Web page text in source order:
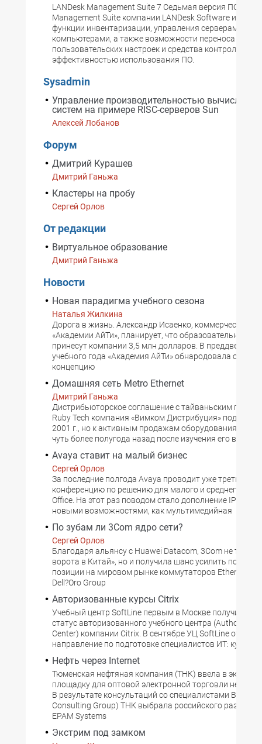
LANDesk Management Suite 7 Седьмая версия ПО
Management Suite компании LANDesk Software имеет
функции инвентаризации, управления серверами и
компьютерами, а также возможности переноса
пользовательских настроек и средства контроля за
эффективностью использования ПО.
Sysadmin
Управление производительностью
систем на примере RISC-серверов Sun
Алексей Лобанов
Форум
Дмитрий Курашев
Дмитрий Ганьжа
Кластеры на пробу
Сергей Орлов
От редакции
Виртуальное образование
Дмитрий Ганьжа
Новости
Новая парадигма учебного сезона
Наталья Жилкина
Дорога в жизнь. Александр Исаенко, коммерческий
«Академии АйТи», планирует, что образовательные
принесут компании 3,5 млн долларов. В преддверии
учебного года «Академия АйТи» обнародовала
концепцию
Домашняя сеть Metro Ethernet
Дмитрий Ганьжа
Дистрибьюторское соглашение c тайваньским
Ruby Tech компания «Вимком Дистрибуция»
2001 г., но к активным продажам оборудования
чуть более полугода назад после изучения его
Avaya ставит на малый бизнес
Сергей Орлов
За последние полгода Avaya проводит уже третью
конференцию по решению для малого и среднего
Office. На этот раз поводом стало дополнение IP Office
новыми возможностями, как мультимедийная
По зубам ли 3Com ядро сети?
Сергей Орлов
Благодаря альянсу с Huawei Datacom, 3Com не
ворота в Китай», но и получила шанс усилить
позиции на мировом рынке коммутаторов Ethernet.
Dell?Oro Group
Авторизованные курсы Citrix
Учебный центр SoftLine первым в Москве получил
статус авторизованного учебного центра (Authorized
Center) компании Citrix. В сентябре УЦ SoftLine
направление по подготовке специалистов ИТ: курсы
Нефть через Internet
Тюменская нефтяная компания (ТНК) ввела в
площадку для оптовой электронной торговли
В результате консультаций со специалистами BCG
Consulting Group) ТНК выбрала российского
EPAM Systems
Экстрим под замком